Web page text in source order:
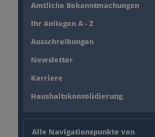
Amtliche Bekanntmachungen
Ihr Anliegen A - Z
Ausschreibungen
Newsletter
Karriere
Haushaltskonsolidierung
Alle Navigationspunkte von